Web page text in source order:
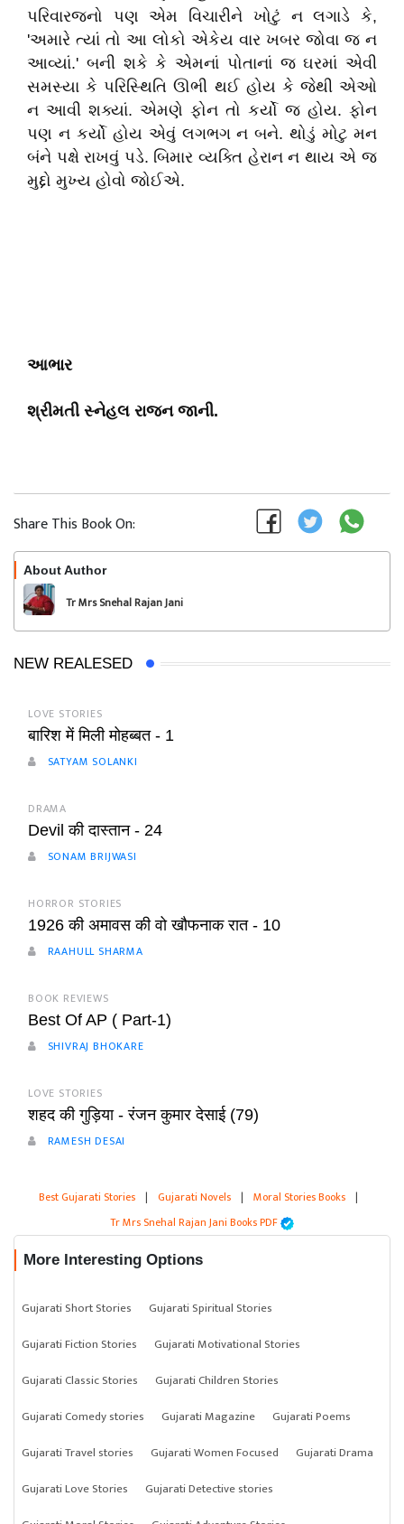
પરિવારજનો પણ એમ વિચારીને ખોટું ન લગાડે કે,
'અમારે ત્યાં તો આ લોકો એકેય વાર ખબર જોવા જ ન
આવ્યાં.' બની શકે કે એમનાં પોતાનાં જ ઘરમાં એવી
સમસ્યા કે પરિસ્થિતિ ઊભી થઈ હોય કે જેથી એઓ
ન આવી શક્યાં. એમણે ફોન તો કર્યો જ હોય. ફોન
પણ ન કર્યો હોય એવું લગભગ ન બને. થોડું મોટુ મન
બંને પક્ષે રાખવું પડે. બિમાર વ્યક્તિ હેરાન ન થાય એ જ
મુદ્દો મુખ્ય હોવો જોઈએ.
આભાર
શ્રીમતી સ્નેહલ રાજન જાની.
Share This Book On:
About Author
Tr Mrs Snehal Rajan Jani
NEW REALESED
LOVE STORIES
बारिश में मिली मोहब्बत - 1
SATYAM SOLANKI
DRAMA
Devil की दास्तान - 24
SONAM BRIJWASI
HORROR STORIES
1926 की अमावस की वो खौफनाक रात - 10
RAAHULL SHARMA
BOOK REVIEWS
Best Of AP ( Part-1)
SHIVRAJ BHOKARE
LOVE STORIES
शहद की गुड़िया - रंजन कुमार देसाई (79)
RAMESH DESAI
Best Gujarati Stories | Gujarati Novels | Moral Stories Books |
Tr Mrs Snehal Rajan Jani Books PDF
More Interesting Options
Gujarati Short Stories
Gujarati Spiritual Stories
Gujarati Fiction Stories
Gujarati Motivational Stories
Gujarati Classic Stories
Gujarati Children Stories
Gujarati Comedy stories
Gujarati Magazine
Gujarati Poems
Gujarati Travel stories
Gujarati Women Focused
Gujarati Drama
Gujarati Love Stories
Gujarati Detective stories